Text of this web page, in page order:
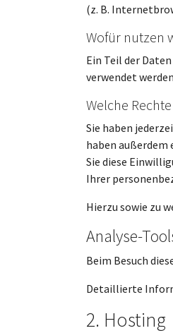
(z. B.
Wofür nutzen
Ein Teil der
verwendet
Welche
Sie haben
haben außerdem
Sie diese
Ihrer
Hierzu sowie zu
Analyse-
Beim Besuch
Detaillierte
2. Hosting